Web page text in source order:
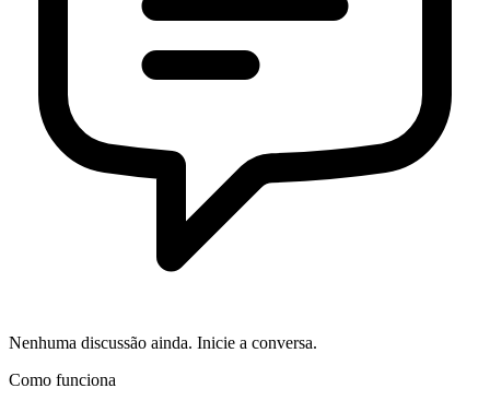
Nenhuma discussão ainda. Inicie a conversa.
Como funciona